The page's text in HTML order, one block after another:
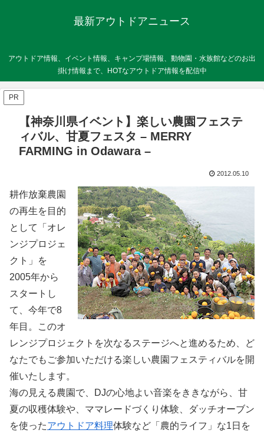
最新アウトドアニュース
アウトドア情報、イベント情報、キャンプ場情報、動物園・水族館などのお出
掛け情報まで、HOTなアウトドア情報を配信中
PR
【神奈川県イベント】楽しい農園フェステ
ィバル、甘夏フェスタ – MERRY
FARMING in Odawara –
2012.05.10
耕作放棄農園
の再生を目的
として「オレ
ンジプロジェ
クト」を
2005年から
スタートし
て、今年で8
年目。このオ
レンジプロジェクトを次なるステージへと進めるため、ど
なたでもご参加いただける楽しい農園フェスティバルを開
催いたします。
海の見える農園で、DJの心地よい音楽をききながら、甘
夏の収穫体験や、ママレードづくり体験、ダッチオーブン
を使ったアウトドア料理体験など「農的ライフ」な1日を